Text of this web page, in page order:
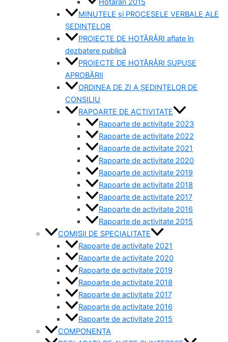
MINUTELE și PROCESELE VERBALE ALE
ȘEDINȚELOR
PROIECTE DE HOTĂRÂRI aflate în
dezbatere publică
PROIECTE DE HOTĂRÂRI SUPUSE
APROBĂRII
ORDINEA DE ZI A ȘEDINȚELOR DE
CONSILIU
RAPOARTE DE ACTIVITATE
Rapoarte de activitate 2023
Rapoarte de activitate 2022
Rapoarte de activitate 2021
Rapoarte de activitate 2020
Rapoarte de activitate 2019
Rapoarte de activitate 2018
Rapoarte de activitate 2017
Rapoarte de activitate 2016
Rapoarte de activitate 2015
COMISII DE SPECIALITATE
Rapoarte de activitate 2021
Rapoarte de activitate 2020
Rapoarte de activitate 2019
Rapoarte de activitate 2018
Rapoarte de activitate 2017
Rapoarte de activitate 2016
Rapoarte de activitate 2015
COMPONENȚA